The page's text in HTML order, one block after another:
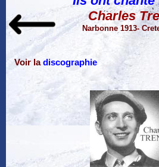
Charles
Narbonne 1913-
Voir ladiscographie